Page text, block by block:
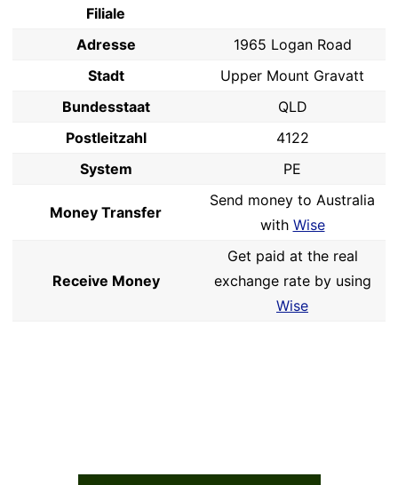
Filiale
Adresse
1965 Logan Road
Stadt
Upper Mount Gravatt
Bundesstaat
QLD
Postleitzahl
4122
System
PE
Money Transfer
Send money to Australia
with Wise
Receive Money
Get paid at the real
exchange rate by using
Wise